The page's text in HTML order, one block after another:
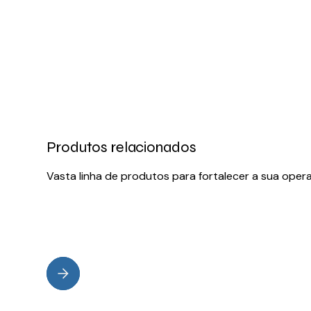
Produtos relacionados
Vasta linha de produtos para fortalecer a sua